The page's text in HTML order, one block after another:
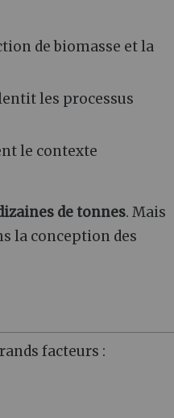
de biomasse et la
les processus
le contexte
de tonnes. Mais
la conception des
facteurs :